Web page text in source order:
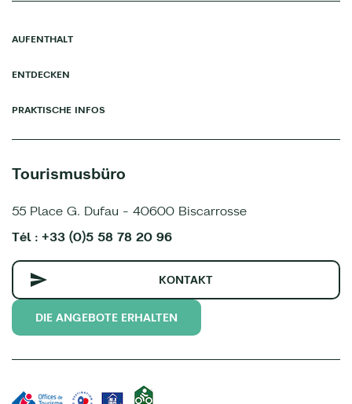
AUFENTHALT
ENTDECKEN
PRAKTISCHE INFOS
Tourismusbüro
55 Place G. Dufau - 40600 Biscarrosse
Tél : +33 (0)5 58 78 20 96
KONTAKT
DIE ANGEBOTE ERHALTEN